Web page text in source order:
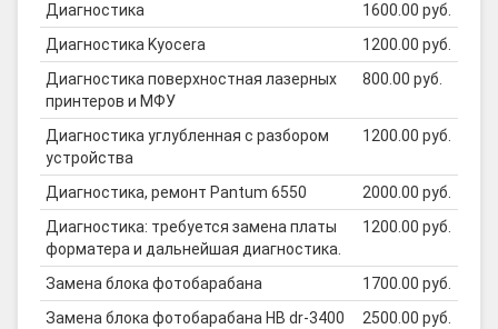
Диагностика
1600.00 руб.
Диагностика Kyocera
1200.00 руб.
Диагностика поверхностная лазерных
принтеров и МФУ
800.00 руб.
Диагностика углубленная с разбором
устройства
1200.00 руб.
Диагностика, ремонт Pantum 6550
2000.00 руб.
Диагностика: требуется замена платы
форматера и дальнейшая диагностика.
1200.00 руб.
Замена блока фотобарабана
1700.00 руб.
Замена блока фотобарабана HB dr-3400
2500.00 руб.